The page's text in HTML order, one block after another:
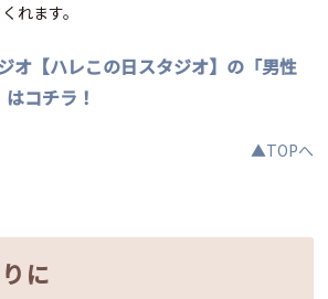
れます。
オ【ハレこの日スタジオ】の「男性
コチラ！
▲TOPへ
に